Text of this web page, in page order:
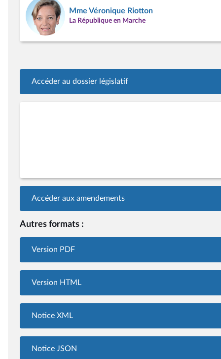
Mme Véronique Riotton
La République en Marche
Accéder au dossier législatif
Accéder aux amendements
Autres formats :
Version PDF
Version HTML
Notice XML
Notice JSON